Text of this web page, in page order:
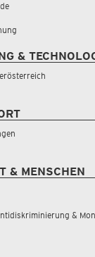
&
& MENSCHEN
&